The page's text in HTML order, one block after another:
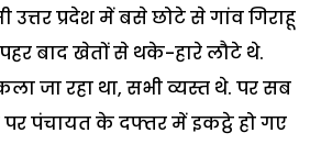
उत्तर प्रदेश में बसे छोटे से गांव गिराहू
बाद खेतों से थके-हारे लौटे थे.
जा रहा था, सभी व्यस्त थे. पर सब
पंचायत के दफ्तर में इकट्ठे हो गए